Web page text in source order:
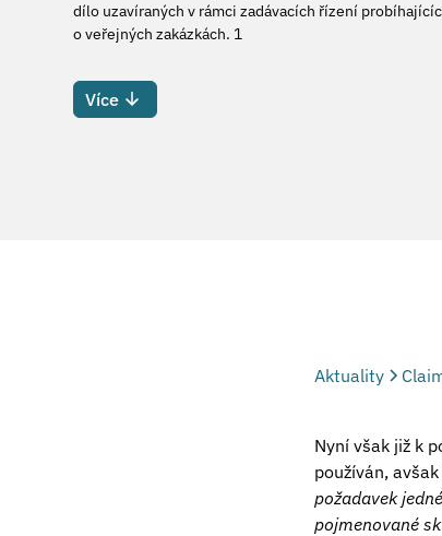
dílo uzavíraných v rámci zadávacích řízení
o veřejných zakázkách. 1
Více
Aktuality
Nyní však již k
používán,
požadavek
pojmenované